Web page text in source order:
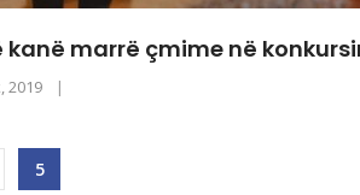
marrë çmime në
2019 |
5